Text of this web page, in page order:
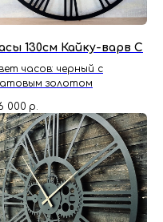
130см Кайку-варв С
часов: черный с
золотом
000 р.